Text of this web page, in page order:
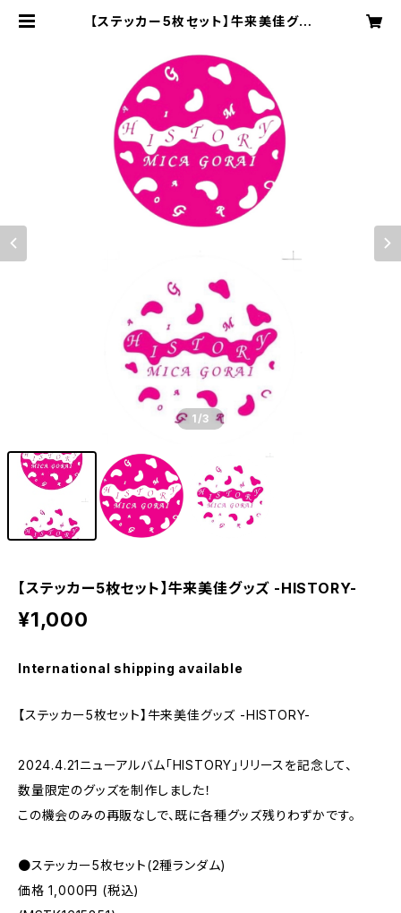
【ステッカー5枚セット】牛来美佳グッ
1 /3
【ステッカー5枚セット】牛来美佳グッズ -HISTORY-
¥1,000
International shipping available
【ステッカー5枚セット】牛来美佳グッズ -HISTORY-
2024.4.21ニューアルバム「HISTORY」リリースを記念して、
数量限定のグッズを制作しました！
この機会のみの再販なしで、既に各種グッズ残りわずかです。
●ステッカー5枚セット(2種ランダム)
価格 1,000円 (税込)